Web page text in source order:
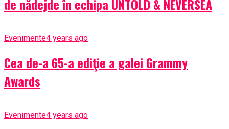
de nădejde în echipa UNTOLD & NEVERSEA
Evenimente4 years ago
Cea de-a 65-a ediţie a galei Grammy
Awards
Evenimente4 years ago